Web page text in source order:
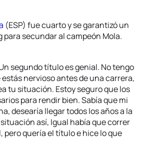
(ESP) fue cuarto y se garantizó un
para secundar al campeón Mola.
segundo título es genial. No tengo
nervioso antes de una carrera,
tu situación. Estoy seguro que los
para rendir bien. Sabía que mi
desearía llegar todos los años a la
así, Igual había que correr
pero quería el título e hice lo que